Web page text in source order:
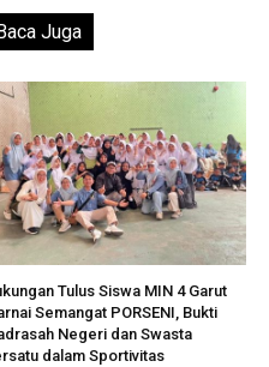
Juga
Tulus Siswa MIN 4 Garut
Semangat PORSENI, Bukti
Negeri dan Swasta
dalam Sportivitas